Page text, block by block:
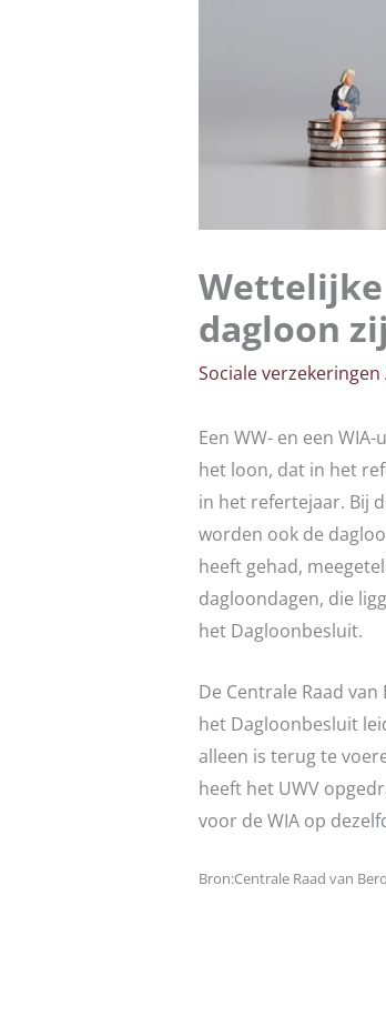
Wettelijke
dagloon
Sociale verzekeringen
Een WW- en een
het loon, dat in het
in het refertejaar. Bij
worden ook de
heeft gehad,
dagloondagen, die
het Dagloonbesluit.
De Centrale Raad
het Dagloonbesluit
alleen is terug te
heeft het UWV
voor de WIA op
Bron:Centrale Raad van